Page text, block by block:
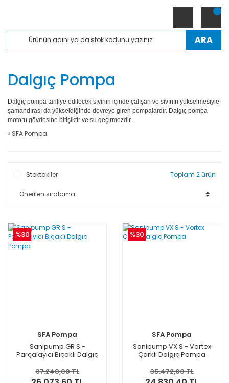
ARA
Dalgıç Pompa
Dalgıç pompa tahliye edilecek sıvının içinde çalışan ve sıvının yükselmesiyle
şamandırası da yükseldiğinde devreye giren pompalardır. Dalgıç pompa
motoru gövdesine bitişiktir ve su geçirmezdir.
SFA Pompa
Stoktakiler Toplam 2 ürün
%30
SFA Pompa
Sanipump GR S -
Parçalayıcı Bıçaklı Dalgıç
37.248,00 TL
%30
SFA Pompa
Sanipump VX S - Vortex
Çarklı Dalgıç Pompa
35.472,00 TL